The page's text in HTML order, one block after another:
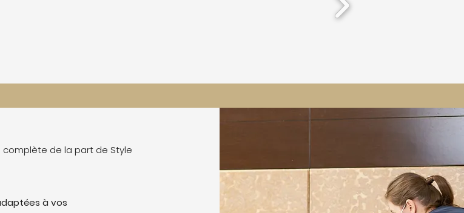
de la part de Style
à vos